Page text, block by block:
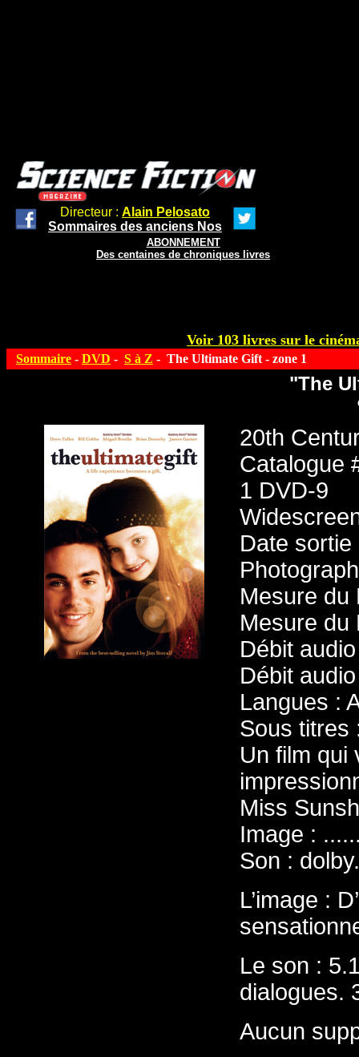
Directeur : Alain Pelosato
Sommaires des anciens Nos
ABONNEMENT
Des centaines de chroniques livres
Voir 103 livres sur le
Sommaire - DVD - S à Z - The Ultimate Gift - zone 1
"The
20th
Catalogue
1 DVD-9
Date
Mesure du
Mesure du
Débit
Débit
Langues :
Sous titres
Un film qui
Miss
Image :
Son :
L’image :
Le son :
dialogues.
Aucun